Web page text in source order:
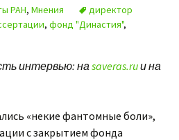
РАН, Мнения
директор
, фонд "Династия",
интервью: наsaveras.ruи на
«некие фантомные боли»,
с закрытием фонда